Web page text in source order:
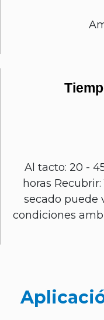
Al tacto: 20 -
horas
secado puede
condiciones